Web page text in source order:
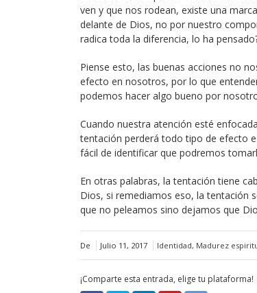
ven y que nos rodean, existe una
delante de Dios, no por nuestro
radica toda la diferencia, lo ha
Piense esto, las buenas acciones no
efecto en nosotros, por lo que
podemos hacer algo bueno por
Cuando nuestra atención esté
tentación perderá todo tipo de efecto
fácil de identificar que podremos
En otras palabras, la tentación tiene
Dios, si remediamos eso, la tentación
que no peleamos sino dejamos que
De Julio 11, 2017 Identidad, Madurez
¡Comparte esta entrada, elige tu plataforma!